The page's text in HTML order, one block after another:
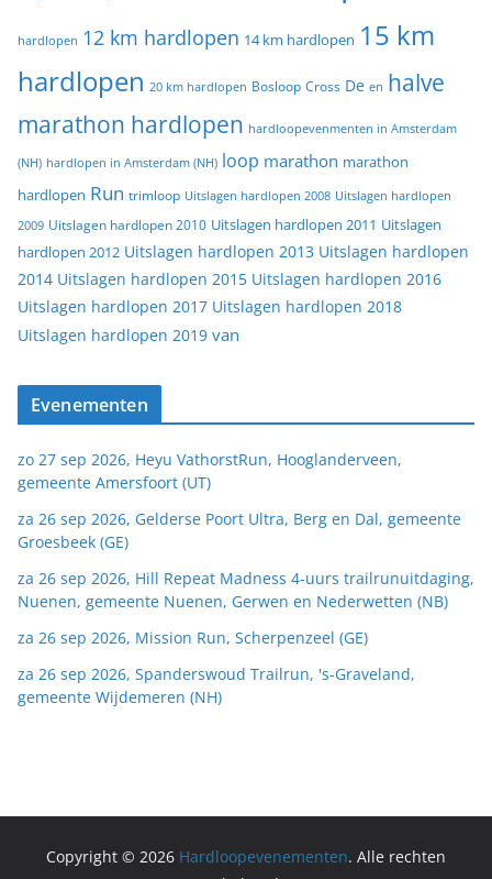
hardlopen 12 km hardlopen 14 km hardlopen 15 km
hardlopen 20 km hardlopen Bosloop Cross De en halve
marathon hardlopen hardloopevenmenten in Amsterdam
(NH) hardlopen in Amsterdam (NH) loop marathon marathon
hardlopen Run trimloop Uitslagen hardlopen 2008 Uitslagen hardlopen
2009 Uitslagen hardlopen 2010 Uitslagen hardlopen 2011 Uitslagen
hardlopen 2012 Uitslagen hardlopen 2013 Uitslagen hardlopen
2014 Uitslagen hardlopen 2015 Uitslagen hardlopen 2016
Uitslagen hardlopen 2017 Uitslagen hardlopen 2018
Uitslagen hardlopen 2019 van
Evenementen
zo 27 sep 2026, Heyu VathorstRun, Hooglanderveen,
gemeente Amersfoort (UT)
za 26 sep 2026, Gelderse Poort Ultra, Berg en Dal, gemeente
Groesbeek (GE)
za 26 sep 2026, Hill Repeat Madness 4-uurs trailrunuitdaging,
Nuenen, gemeente Nuenen, Gerwen en Nederwetten (NB)
za 26 sep 2026, Mission Run, Scherpenzeel (GE)
za 26 sep 2026, Spanderswoud Trailrun, 's-Graveland,
gemeente Wijdemeren (NH)
Copyright © 2026 Hardloopevenementen. Alle rechten